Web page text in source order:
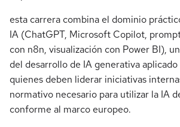
esta carrera combina el dominio
IA (ChatGPT, Microsoft Copilot,
con n8n, visualización con Power BI),
del desarrollo de IA generativa
quienes deben liderar iniciativas
normativo necesario para utilizar la IA
conforme al marco europeo.